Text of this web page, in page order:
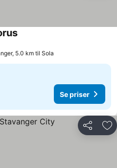
5.0 km til Sola
Se priser
Del